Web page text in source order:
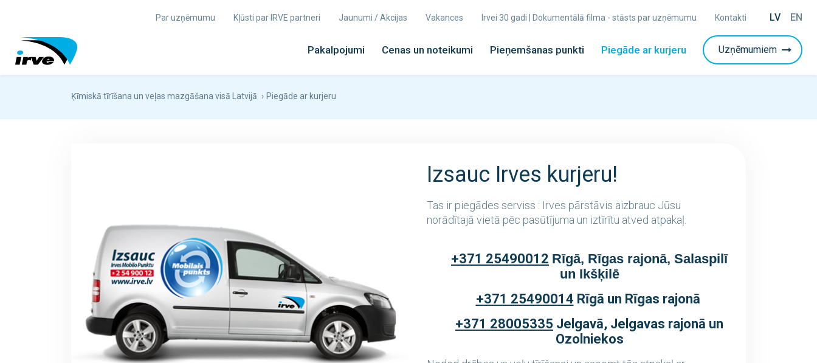
Par uzņēmumu Kļūsti par IRVE partneri Jaunumi / Akcijas Vakances Irvei 30 gadi | Dokumentālā filma - stāsts par uzņēmumu Kontakti LV EN
Pakalpojumi Cenas un noteikumi Pieņemšanas punkti Piegāde ar kurjeru Uzņēmumiem
Ķīmiskā tīrīšana un veļas mazgāšana visā Latvijā › Piegāde ar kurjeru
Izsauc Irves kurjeru!
Tas ir piegādes serviss : Irves pārstāvis aizbrauc Jūsu
norādītajā vietā pēc pasūtījuma un iztīrītu atved atpakaļ.
+371 25490012 Rīgā, Rīgas rajonā, Salaspilī
un Ikšķilē
+371 25490014 Rīgā un Rīgas rajonā
+371 28005335 Jelgavā, Jelgavas rajonā un
Ozolniekos